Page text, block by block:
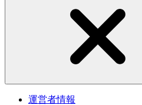
運営者情報